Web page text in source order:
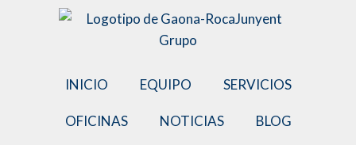
INICIO EQUIPO SERVICIOS
OFICINAS NOTICIAS BLOG